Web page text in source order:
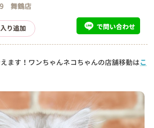
舞鶴店
り追加 で問い合わせ
ます！ワンちゃんネコちゃんの店舗移動はこ